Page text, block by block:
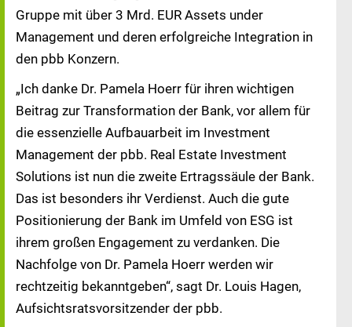
Gruppe mit über 3 Mrd. EUR Assets under
Management und deren erfolgreiche Integration in
den pbb Konzern.
„Ich danke Dr. Pamela Hoerr für ihren wichtigen
Beitrag zur Transformation der Bank, vor allem für
die essenzielle Aufbauarbeit im Investment
Management der pbb. Real Estate Investment
Solutions ist nun die zweite Ertragssäule der Bank.
Das ist besonders ihr Verdienst. Auch die gute
Positionierung der Bank im Umfeld von ESG ist
ihrem großen Engagement zu verdanken. Die
Nachfolge von Dr. Pamela Hoerr werden wir
rechtzeitig bekanntgeben“, sagt Dr. Louis Hagen,
Aufsichtsratsvorsitzender der pbb.